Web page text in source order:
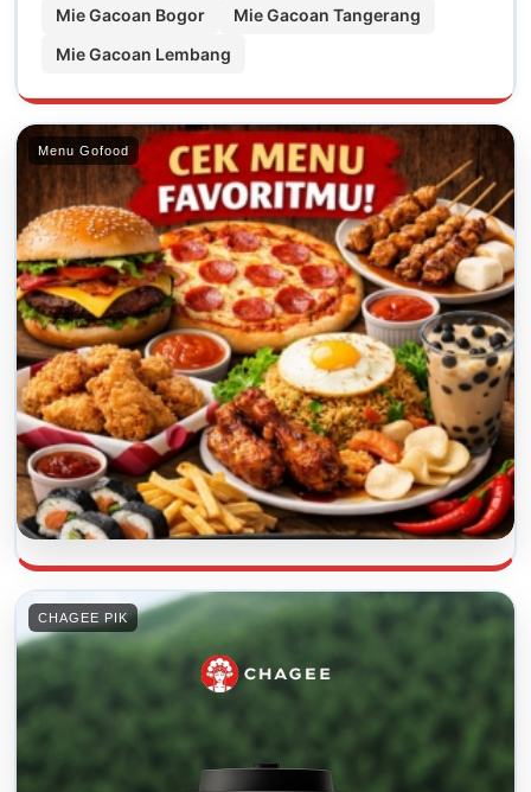
Mie Gacoan Bogor
Mie Gacoan Tangerang
Mie Gacoan Lembang
Menu Gofood
CHAGEE PIK